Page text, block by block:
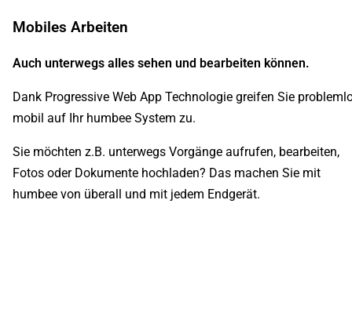
Mobiles Arbeiten
Auch unterwegs alles sehen und bearbeiten können.
Dank Progressive Web App Technologie greifen Sie
mobil auf Ihr humbee System zu.
Sie möchten z.B. unterwegs Vorgänge aufrufen, bearbeiten,
Fotos oder Dokumente hochladen? Das machen Sie mit
humbee von überall und mit jedem Endgerät.